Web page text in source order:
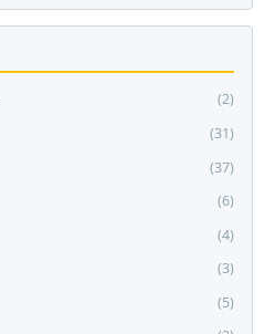
(2)
(31)
(37)
(6)
(4)
(3)
(5)